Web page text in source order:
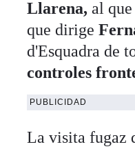
Llarena, al
que dirige
d'Esquadra de
controles
PUBLICIDAD
La visita fugaz